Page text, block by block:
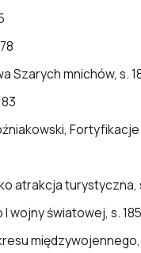
Szarych mnichów, s.
Fortyfikacje
atrakcja turystyczna,
wojny światowej, s. 185
międzywojennego,